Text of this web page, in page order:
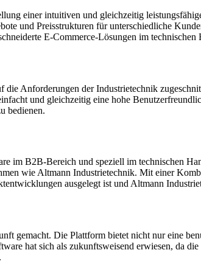
einer intuitiven und gleichzeitig
und Preisstrukturen für unterschiedliche
E-Commerce-Lösungen im technischen
Anforderungen der Industrietechnik
und gleichzeitig eine hohe
bedienen.
im B2B-Bereich und speziell im technischen
wie Altmann Industrietechnik. Mit einer
ausgelegt ist und Altmann
gemacht. Die Plattform bietet nicht nur eine
hat sich als zukunftsweisend erwiesen, da